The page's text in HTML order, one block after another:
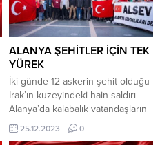
Kuzey Irakta’ki Pençe Kilit
Harekatı bölgesinde çıkan
çatışmada şehitlerimizin olduğu
haberini derin bir üzüntüyle aldık..
Üzücü haber sonrası İYİ...
ALANYA ŞEHİTLER İÇİN TEK
YÜREK
İki günde 12 askerin şehit olduğu
Irak’ın kuzeyindeki hain saldırı
Alanya’da kalabalık vatandaşların
katılımıyla protesto edildi.Alanya
Sevdalıları Derneği (ALSEV),
25.12.2023 0